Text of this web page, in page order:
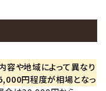
容や地域によって異なり
円程度が相場となっ